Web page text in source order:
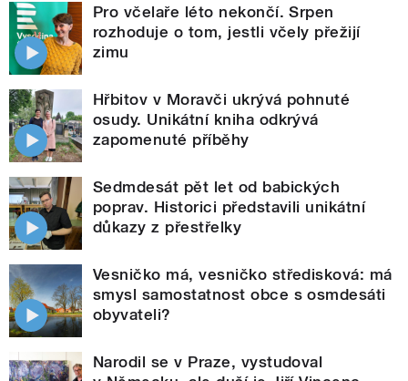
Pro včelaře léto nekončí. Srpen
rozhoduje o tom, jestli včely přežijí
zimu
Hřbitov v Moravči ukrývá pohnuté
osudy. Unikátní kniha odkrývá
zapomenuté příběhy
Sedmdesát pět let od babických
poprav. Historici představili unikátní
důkazy z přestřelky
Vesničko má, vesničko středisková: má
smysl samostatnost obce s osmdesáti
obyvateli?
Narodil se v Praze, vystudoval